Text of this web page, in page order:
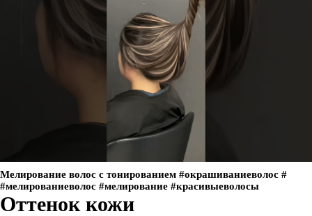
Мелирование волос с тонированием #окрашиваниеволос #
#мелированиеволос #мелирование #красивыеволосы
Оттенок кожи